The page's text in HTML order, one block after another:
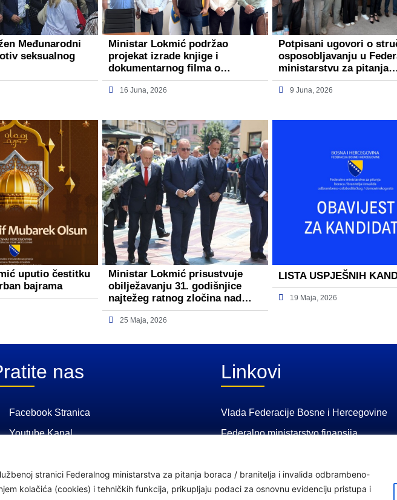
stranici Federalnog ministarstva za pitanja boraca / branitelja i invalida odbrambeno-
kolačića (cookies) i tehničkih funkcija, prikupljaju podaci za osnovnu evidenciju pristupa i
Međunarodni
seksualnog
Ministar Lokmić podržao
projekat izrade knjige i
dokumentarnog filma o…
16 Juna, 2026
Potpisani ugovori o
osposobljavanju u
ministarstvu za pitanja…
9 Juna, 2026
uputio čestitku
bajrama
Ministar Lokmić prisustvuje
obilježavanju 31. godišnjice
najtežeg ratnog zločina nad…
25 Maja, 2026
LISTA USPJEŠNIH
19 Maja, 2026
nas
Facebook Stranica
Youtube Kanal
Linkovi
Vlada Federacije Bosne i Hercegovine
Federalno ministarstvo finansija
Federalno ministarstvo rada i socijalne